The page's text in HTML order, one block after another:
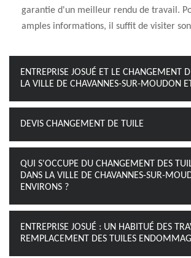
garantie d'un meilleur rendu de travail.
amples informations, il suffit de visiter
ENTREPRISE JOSUÉ ET LE CHANGEMENT
LA VILLE DE CHAVANNES-SUR-MOUDON
DEVIS CHANGEMENT DE TUILE
QUI S'OCCUPE DU CHANGEMENT DES
DANS LA VILLE DE CHAVANNES-SUR-
ENVIRONS ?
ENTREPRISE JOSUÉ : UN HABITUÉ DES
REMPLACEMENT DES TUILES